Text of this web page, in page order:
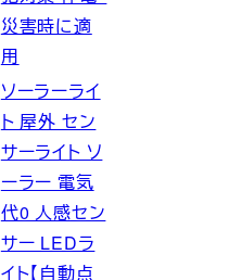
災害時に適
用
ソーラーライ
ト 屋外 セン
サーライト ソ
ーラー 電気
代0 人感セン
サー LEDラ
イト【自動点